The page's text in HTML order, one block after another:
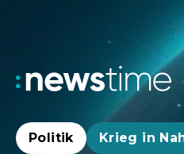
Politik Krieg in